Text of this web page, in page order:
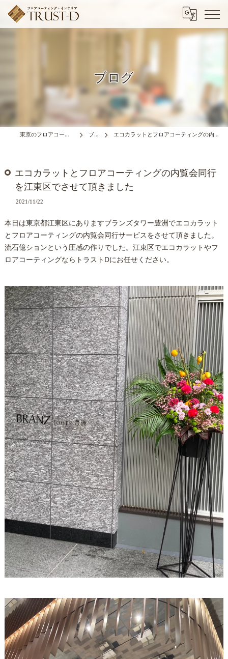
ブログ
東京のフロアコーティングはTRUST-D ブログ エコカラットとフロアコーティングの内覧会同行を江東区でさせて頂きました
エコカラットとフロアコーティングの内覧会同行
を江東区でさせて頂きました
2021/11/22
本日は東京都江東区にありますブランズタワー豊洲でエコカラット
とフロアコーティングの内覧会同行サービスをさせて頂きました。
流石億ションという圧感の作りでした。江東区でエコカラットやフ
ロアコーティングならトラストDにお任せください。